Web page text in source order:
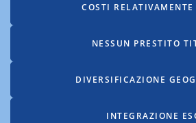
COSTI RELATIVAMENTE
NESSUN PRESTITO
DIVERSIFICAZIONE
INTEGRAZIONE